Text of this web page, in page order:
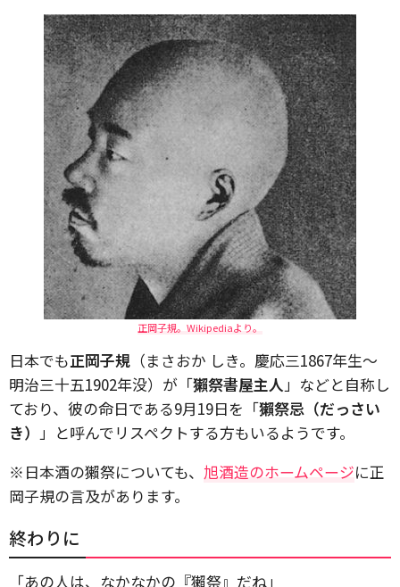
正岡子規。Wikipediaより。
日本でも正岡子規 （まさおか しき。慶応三1867年生～
明治三十五1902年没）が「獺祭書屋主人」などと自称し
ており、彼の命日である9月19日を「獺祭忌（だっさい
き） 」と呼んでリスペクトする方もいるようです。
※日本酒の獺祭についても、 旭酒造のホームページに正
岡子規の言及があります。
終わりに
「あの人は、なかなかの『獺祭』だね」